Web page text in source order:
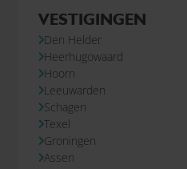
VESTIGINGEN
Den Helder
Heerhugowaard
Hoorn
Leeuwarden
Schagen
Texel
Groningen
Assen